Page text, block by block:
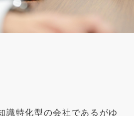
識特化型の会社であるがゆ